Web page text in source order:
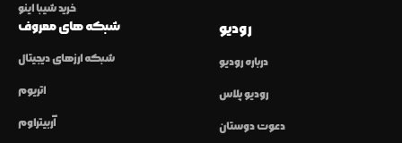
خرید شیبا اینو
شبکه های معروف
شبکه ارزهای دیجیتال
اتریوم
آربیتراوم
رودیو
درباره رودیو
رودیو پلاس
دعوت دوستان